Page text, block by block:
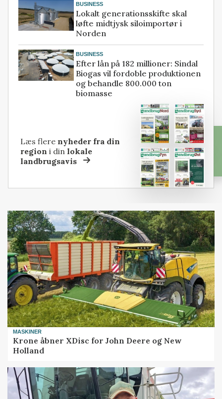
BUSINESS
Lokalt generationsskifte skal
løfte midtjysk siloimportør i
Norden
BUSINESS
Efter lån på 182 millioner: Sindal
Biogas vil fordoble produktionen
og behandle 800.000 ton
biomasse
Læs flere nyheder fra din
region i dinlokale
landbrugsavis
MASKINER
Krone åbner XDisc for John Deere og New
Holland